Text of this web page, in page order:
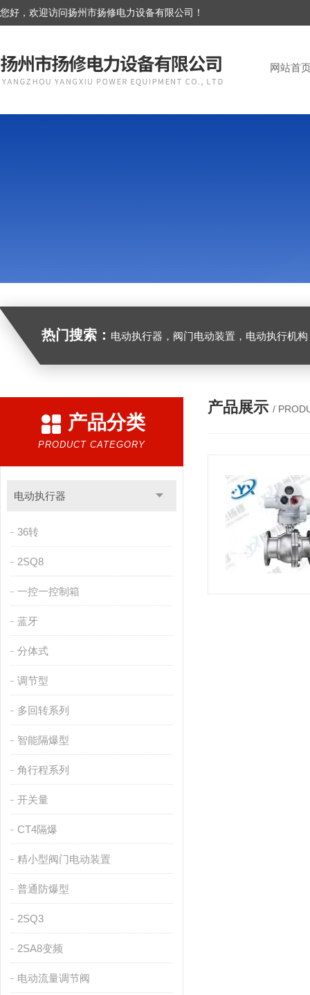
您好，欢迎访问扬州市扬修电力设备有限公司！
网站首
热门搜索： 电动执行器，阀门电动装置，电动执行机构，阀门驱动装置，电动头，角行
产品分类
PRODUCT CATEGORY
电动执行器
36转
2SQ8
一控一控制箱
蓝牙
分体式
调节型
多回转系列
智能隔爆型
角行程系列
开关量
CT4隔爆
精小型阀门电动装置
普通防爆型
2SQ3
2SA8变频
电动流量调节阀
产品展示 /